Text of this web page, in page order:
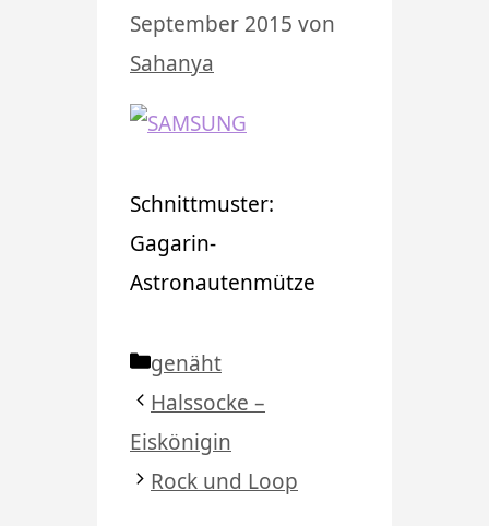
September 2015 von
Sahanya
Schnittmuster:
Gagarin-
Astronautenmütze
Kategorien
genäht
Halssocke –
Eiskönigin
Rock und Loop